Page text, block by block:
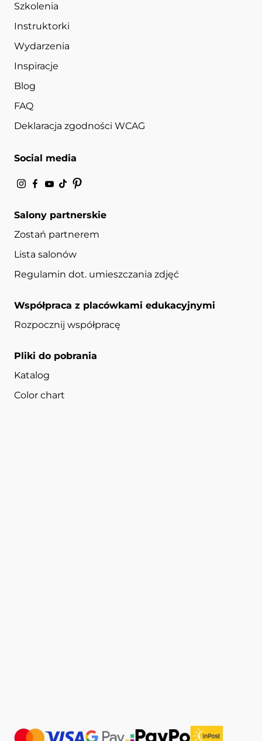
Szkolenia
Instruktorki
Wydarzenia
Inspiracje
Blog
FAQ
Deklaracja zgodności WCAG
Social media
Salony partnerskie
Zostań partnerem
Lista salonów
Regulamin dot. umieszczania zdjęć
Współpraca z placówkami edukacyjnymi
Rozpocznij współpracę
Pliki do pobrania
Katalog
Color chart